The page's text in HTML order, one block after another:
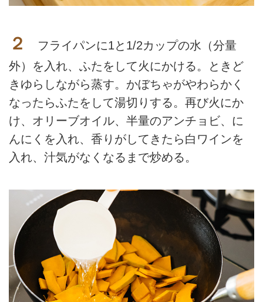
２
フライパンに1と1/2カップの水（分量
外）を入れ、ふたをして火にかける。ときど
きゆらしながら蒸す。かぼちゃがやわらかく
なったらふたをして湯切りする。再び火にか
け、オリーブオイル、半量のアンチョビ、に
んにくを入れ、香りがしてきたら白ワインを
入れ、汁気がなくなるまで炒める。